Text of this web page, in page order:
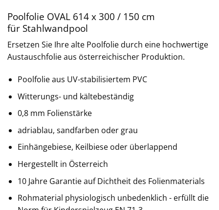
Poolfolie OVAL 614 x 300 / 150 cm
für Stahlwandpool
Ersetzen Sie Ihre alte Poolfolie durch eine hochwertige
Austauschfolie aus österreichischer Produktion.
Poolfolie aus UV-stabilisiertem PVC
Witterungs- und kältebeständig
0,8 mm Folienstärke
adriablau, sandfarben oder grau
Einhängebiese, Keilbiese oder überlappend
Hergestellt in Österreich
10 Jahre Garantie auf Dichtheit des Folienmaterials
Rohmaterial physiologisch unbedenklich - erfüllt die